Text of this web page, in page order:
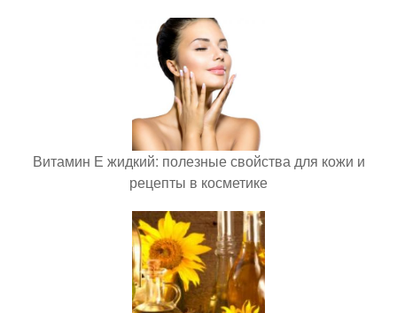
Витамин Е жидкий: полезные свойства для кожи и
рецепты в косметике